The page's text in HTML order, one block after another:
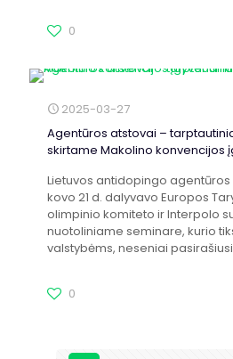
0
2025-03-27
Agentūros atstovai –
skirtame Makolino konvencijos
Lietuvos antidopingo
kovo 21 d. dalyvavo Europos
olimpinio komiteto ir Interpolo
nuotoliniame seminare, kurio
valstybėms, neseniai
0